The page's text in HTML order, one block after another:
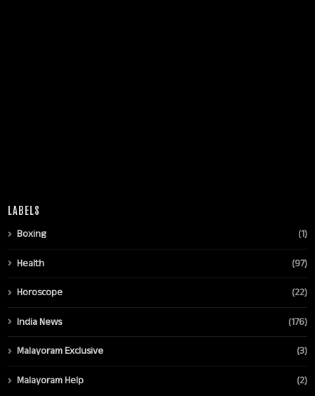
LABELS
Boxing (1)
Health (97)
Horoscope (22)
India News (176)
Malayoram Exclusive (3)
Malayoram Help (2)